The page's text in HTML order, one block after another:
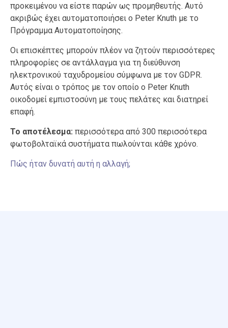
προκειμένου να είστε παρών ως προμηθευτής. Αυτό
ακριβώς έχει αυτοματοποιήσει ο Peter Knuth με το
Πρόγραμμα Αυτοματοποίησης.
Οι επισκέπτες μπορούν πλέον να ζητούν περισσότερες
πληροφορίες σε αντάλλαγμα για τη διεύθυνση
ηλεκτρονικού ταχυδρομείου σύμφωνα με τον GDPR.
Αυτός είναι ο τρόπος με τον οποίο ο Peter Knuth
οικοδομεί εμπιστοσύνη με τους πελάτες και διατηρεί
επαφή.
Το αποτέλεσμα: περισσότερα από 300 περισσότερα
φωτοβολταϊκά συστήματα πωλούνται κάθε χρόνο.
Πώς ήταν δυνατή αυτή η αλλαγή;